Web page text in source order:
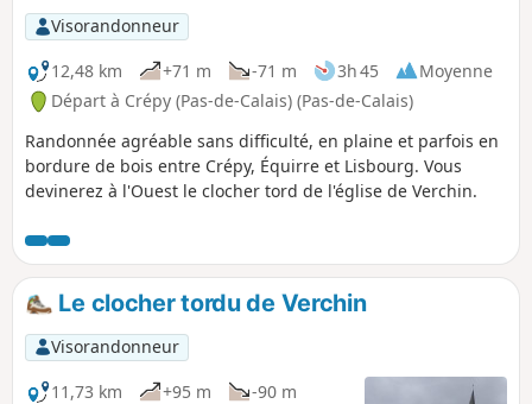
Visorandonneur
12,48 km
+71 m -71 m 3h 45
Moyenne
Départ à Crépy (Pas-de-Calais) (Pas-de-Calais)
Randonnée agréable sans difficulté, en plaine et parfois en
bordure de bois entre Crépy, Équirre et Lisbourg. Vous
devinerez à l'Ouest le clocher tord de l'église de Verchin.
Le clocher tordu de Verchin
Visorandonneur
11,73 km
+95 m
-90 m